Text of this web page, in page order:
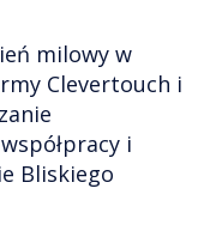
milowy w
Clevertouch i
i
Bliskiego